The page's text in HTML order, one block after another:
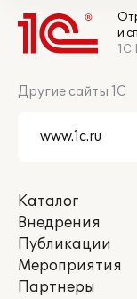
и
Другие сайты 1С
Каталог
Внедрения
Публикации
Мероприятия
Партнеры